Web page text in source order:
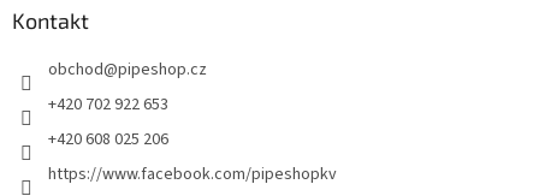
Kontakt
obchod@pipeshop.cz
+420 702 922 653
+420 608 025 206
https://www.facebook.com/pipeshopkv